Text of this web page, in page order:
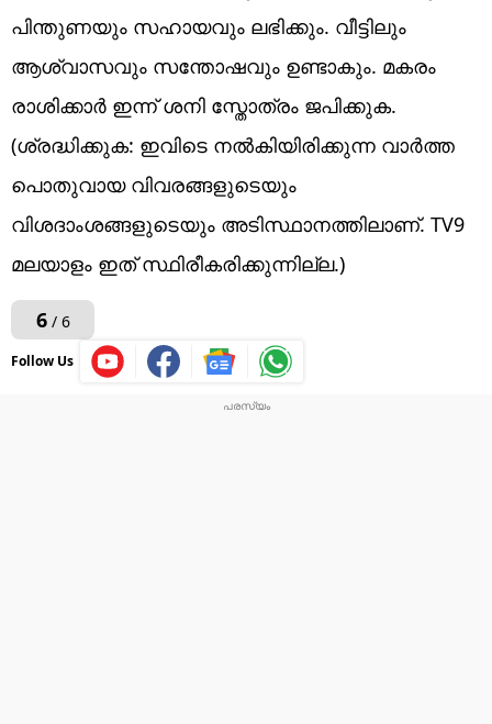
പിന്തുണയും സഹായവും ലഭിക്കും. വീട്ടിലും
ആശ്വാസവും സന്തോഷവും ഉണ്ടാകും. മകരം
രാശിക്കാർ ഇന്ന് ശനി സ്തോത്രം ജപിക്കുക.
(ശ്രദ്ധിക്കുക: ഇവിടെ നൽകിയിരിക്കുന്ന വാർത്ത
പൊതുവായ വിവരങ്ങളുടെയും
വിശദാംശങ്ങളുടെയും അടിസ്ഥാനത്തിലാണ്. TV9
മലയാളം ഇത് സ്ഥിരീകരിക്കുന്നില്ല.)
6/ 6
Follow Us